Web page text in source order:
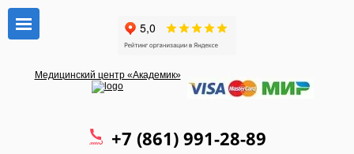
+7 (861) 991-28-89
Медицинский центр «Академик»